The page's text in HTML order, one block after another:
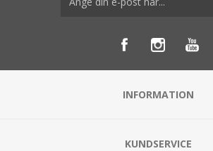
INFORMATION
KUNDSERVICE